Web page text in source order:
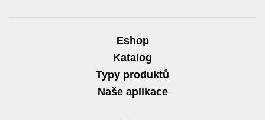
Eshop
Katalog
Typy produktů
Naše aplikace